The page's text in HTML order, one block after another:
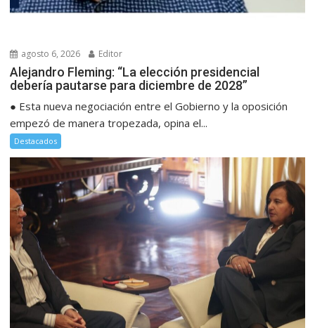
agosto 6, 2026 Editor
Alejandro Fleming: “La elección presidencial
debería pautarse para diciembre de 2028”
● Esta nueva negociación entre el Gobierno y la oposición
empezó de manera tropezada, opina el...
Destacados